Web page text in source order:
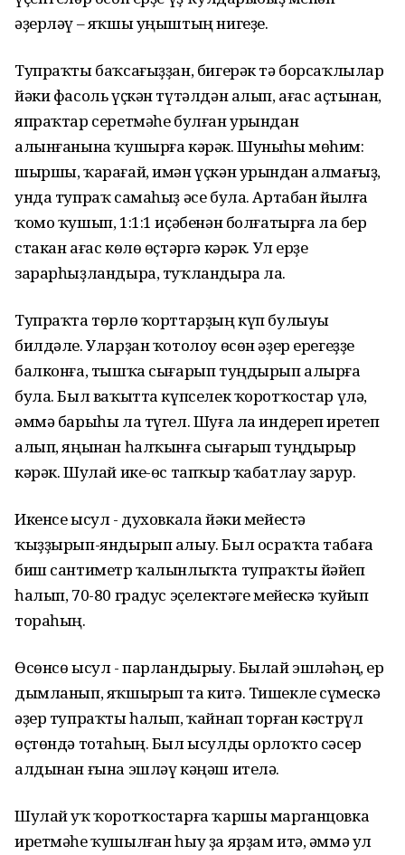
әҙерләү – яҡшы уңыштың нигеҙе.
Тупраҡты баҡсағыҙҙан, бигерәк тә борсаҡлылар
йәки фасоль үҫкән түтәлдән алып, ағас аҫтынан,
япраҡтар серетмәһе булған урындан
алынғанына ҡушырға кәрәк. Шуныһы мөһим:
шыршы, ҡарағай, имән үҫкән урындан алмағыҙ,
унда тупраҡ самаһыҙ әсе була. Артабан йылға
ҡомо ҡушып, 1:1:1 иҫәбенән болғатырға ла бер
стакан ағас көлө өҫтәргә кәрәк. Ул ерҙе
зарарһыҙландыра, туҡландыра ла.
Тупраҡта төрлө ҡорттарҙың күп булыуы
билдәле. Уларҙан ҡотолоу өсөн әҙер ерегеҙҙе
балконға, тышҡа сығарып туңдырып алырға
була. Был ваҡытта күпселек ҡоротҡостар үлә,
әммә барыһы ла түгел. Шуға ла индереп иретеп
алып, яңынан һалҡынға сығарып туңдырыр
кәрәк. Шулай ике-өс тапҡыр ҡабатлау зарур.
Икенсе ысул - духовкала йәки мейестә
ҡыҙҙырып-яндырып алыу. Был осраҡта табаға
биш сантиметр ҡалынлыҡта тупраҡты йәйеп
һалып, 70-80 градус эҫелектәге мейескә ҡуйып
тораһың.
Өсөнсө ысул - парландырыу. Былай эшләһәң, ер
дымланып, яҡшырып та китә. Тишекле сүмескә
әҙер тупраҡты һалып, ҡайнап торған кәстрүл
өҫтөндә тотаһың. Был ысулды орлоҡто сәсер
алдынан ғына эшләү кәңәш ителә.
Шулай уҡ ҡоротҡостарға ҡаршы марганцовка
иретмәһе ҡушылған һыу ҙа ярҙам итә, әммә ул